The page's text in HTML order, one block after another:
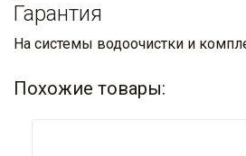
Гарантия
На системы водоочистки и
Похожие товары: